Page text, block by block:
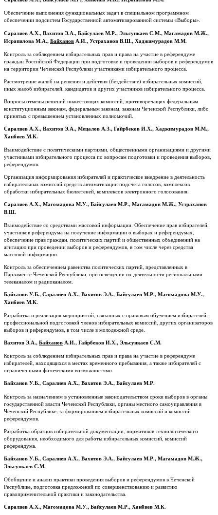
Обеспечение выполнения функциональных задач в специальном программном
обеспечении подсистем Государственной автоматизированной системы «Выборы».
Саралиев А.Х., Вахитов Э.А., Байсулаев М.Р., Эльсункаев С.М., Магамадов М.Ж.,
Исрапилова М.А.,БайхановА.И.,Устраханов В.Ш., Хаджимурадов М.М.
Контроль за соблюдением избирательных прав и права на участие в референдуме
граждан Российской Федерации при подготовке и проведении выборов и референдумов
на территории Чеченской Республики участниками избирательного процесса.
Рассмотрение жалоб на решения и действия (бездействие) избирательных комиссий,
иных жалоб избирателей, кандидатов и других участников избирательного процесса.
Вопросы отмены решений нижестоящих комиссий, противоречащих федеральным
конституционным законам, федеральным законам, законам Чеченской Республики, либо
принятых с превышением установленных полномочий.
Саралиев А.Х., Вахитов Э.А., Мецалов А.З., Гайрбеков И.Х., Хаджимурадов М.М.,
Ханбиев М.К.
Взаимодействие с политическими партиями, общественными организациями и другими
участниками избирательного процесса по вопросам подготовки и проведения выборов,
референдумов.
Организация информирования избирателей и практическое внедрение в деятельность
избирательных комиссий средств автоматизации подсчета голосов, комплексов
обработки избирательных бюллетеней, комплексов электронного голосования.
Саралиев А.Х., Магомадова М.У., Байсулаев М.Р., Магамадов М.Ж., Устраханов
В.Ш.
Взаимодействие со средствами массовой информации. Обеспечение прав избирателей,
участников референдума на получение информации о выборах и референдумах,
обеспечение прав граждан, политических партий и общественных объединений на
агитацию при проведении выборов и референдумов, в том числе через средства
массовой информации.
Контроль за обеспечением равенства политических партий, представленных в
Парламенте Чеченской Республики, при освещении их деятельности региональными
телеканалом и радиоканалом.
Байханов У.Б., Саралиев А.Х., Вахитов Э.А., Байсулаев М.Р., Магомадова М.У.,
Ханбиев М.К.
Разработка и реализация мероприятий, связанных с правовым обучением избирателей,
профессиональной подготовкой членов избирательных комиссий, других организаторов
выборов и референдумов, в том числе в молодежной среде.
Вахитов Э.А.,БайхановА.И.,Гайрбеков И.Х., Эльсункаев С.М.
Контроль за соблюдением избирательных прав и права на участие в референдуме
избирателей, находящихся в местах временного пребывания, а также избирателей с
ограниченными физическими возможностями.
Байханов У.Б., Саралиев А.Х., Вахитов Э.А., Байсулаев М.Р.
Контроль за назначением в установленные законодательством сроки выборов в органы
государственной власти Чеченской Республики, органы местного самоуправления в
Чеченской Республике, за формированием избирательных комиссий и комиссий
референдумов.
Разработка образцов избирательной документации, нормативов технологического
оборудования, необходимого для работы избирательных комиссий, комиссий
референдума.
Байханов У.Б., Саралиев А.Х., Вахитов Э.А., Байсулаев М.Р., Магамадов М.Ж.,
Эльсункаев С.М.
Обобщение и анализ практики проведения выборов и референдумов в Чеченской
Республике, подготовка предложений по совершенствованию и развитию
правоприменительной практики и законодательства.
Саралиев А.Х., Магомадова М.У., Байсулаев М.Р., Ханбиев М.К.